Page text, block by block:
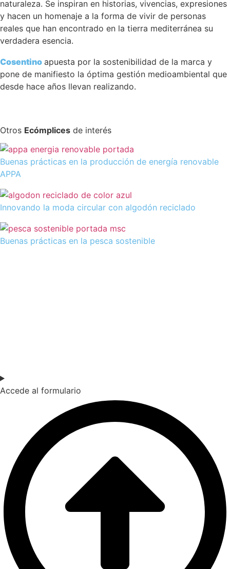
naturaleza. Se inspiran en historias, vivencias, expresiones
y hacen un homenaje a la forma de vivir de personas
reales que han encontrado en la tierra mediterránea su
verdadera esencia.
Cosentino apuesta por la sostenibilidad de la marca y
pone de manifiesto la óptima gestión medioambiental que
desde hace años llevan realizando.
Otros Ecómplices de interés
Buenas prácticas en la producción de energía renovable
APPA
Innovando la moda circular con algodón reciclado
Buenas prácticas en la pesca sostenible
Accede al formulario